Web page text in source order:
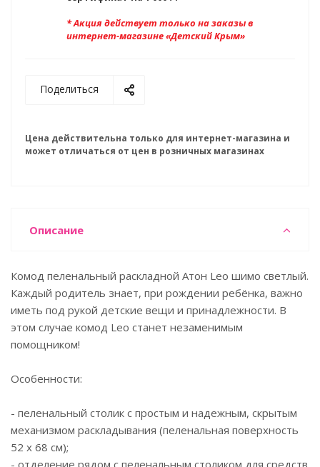
* Акция действует только на заказы в
интернет-магазине «Детский Крым»
Поделиться
Цена действительна только для интернет-магазина и
может отличаться от цен в розничных магазинах
Описание
Комод пеленальный раскладной Атон Leo шимо светлый.
Каждый родитель знает, при рождении ребёнка, важно
иметь под рукой детские вещи и принадлежности. В
этом случае комод Leo станет незаменимым
помощником!
Особенности:
- пеленальный столик с простым и надежным, скрытым
механизмом раскладывания (пеленальная поверхность
52 x 68 см);
- отделение рядом с пеленальным столиком для средств